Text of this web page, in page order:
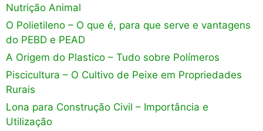
Nutrição Animal
O Polietileno – O que é, para que serve e vantagens
do PEBD e PEAD
A Origem do Plastico – Tudo sobre Polímeros
Piscicultura – O Cultivo de Peixe em Propriedades
Rurais
Lona para Construção Civil – Importância e
Utilização